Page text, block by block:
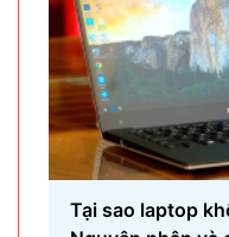
Tại sao laptop